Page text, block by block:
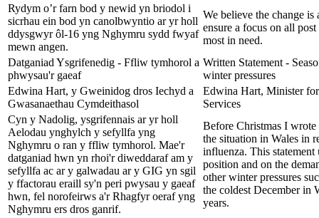
Rydym o’r farn bod y newid yn briodol i
sicrhau ein bod yn canolbwyntio ar yr holl
ddysgwyr ôl-16 yng Nghymru sydd fwyaf
mewn angen.
We believe the change is
ensure a focus on all
most in need.
Datganiad Ysgrifenedig - Ffliw tymhorol a
phwysau'r gaeaf
Written Statement -
winter pressures
Edwina Hart, y Gweinidog dros Iechyd a
Gwasanaethau Cymdeithasol
Edwina Hart, Minister
Services
Cyn y Nadolig, ysgrifennais ar yr holl
Aelodau ynghylch y sefyllfa yng
Nghymru o ran y ffliw tymhorol. Mae'r
datganiad hwn yn rhoi'r diweddaraf am y
sefyllfa ac ar y galwadau ar y GIG yn sgil
y ffactorau eraill sy'n peri pwysau y gaeaf
hwn, fel norofeirws a'r Rhagfyr oeraf yng
Nghymru ers dros ganrif.
Before Christmas I wrote
the situation in Wales in
influenza. This statement
position and on the
other winter pressures
the coldest December in
years.